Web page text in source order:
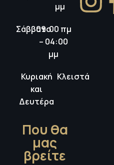
μμ
Σάββατο09:00 πμ
– 04:00
μμ
Κυριακή
και
Δευτέρα
Κλειστά
Που θα
μας
βρείτε